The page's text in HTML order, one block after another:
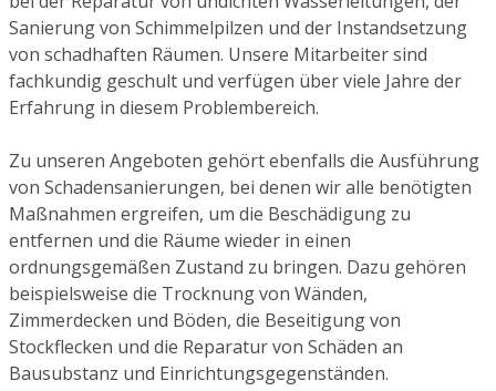
Sanierung von Schimmelpilzen und der Instandsetzung
von schadhaften Räumen. Unsere Mitarbeiter sind
fachkundig geschult und verfügen über viele Jahre der
Erfahrung in diesem Problembereich.
Zu unseren Angeboten gehört ebenfalls die Ausführung
von Schadensanierungen, bei denen wir alle benötigten
Maßnahmen ergreifen, um die Beschädigung zu
entfernen und die Räume wieder in einen
ordnungsgemäßen Zustand zu bringen. Dazu gehören
beispielsweise die Trocknung von Wänden,
Zimmerdecken und Böden, die Beseitigung von
Stockflecken und die Reparatur von Schäden an
Bausubstanz und Einrichtungsgegenständen.